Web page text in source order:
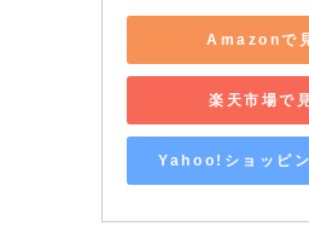
Amazonで
楽天市場で
Yahoo!ショッピ